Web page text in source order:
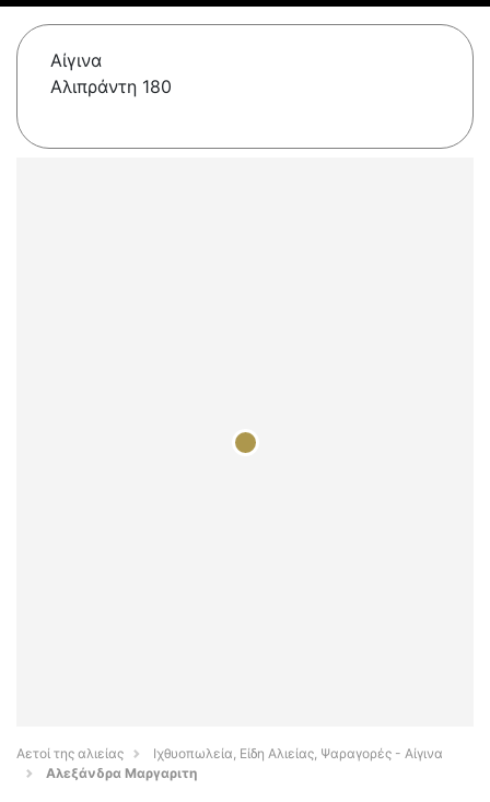
Αίγινα
Αλιπράντη 180
Αετοί της αλιείας
Ιχθυοπωλεία, Είδη Αλιείας, Ψαραγορές - Αίγινα
Αλεξάνδρα Μαργαριτη